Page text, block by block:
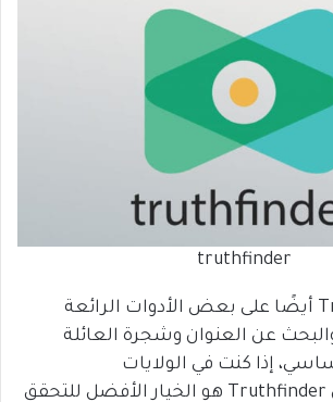
truthfinder
يحتوي Truthfinder أيضًا على بعض الأدوات الرائعة
عن العنوان وشجرة العائلة
إذا كنت في الولايات
المتحدة، فيبدو أن Truthfinder هو الخيار الأفضل للتحقق